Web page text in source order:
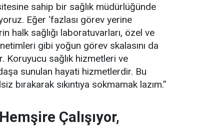
sahip bir sağlık müdürlüğünde
Eğer ‘fazlası görev yerine
halk sağlığı laboratuvarları, özel ve
gibi yoğun görev skalasını da
Koruyucu sağlık hizmetleri ve
sunulan hayati hizmetlerdir. Bu
bırakarak sıkıntıya sokmamak lazım.”
Çalışıyor,